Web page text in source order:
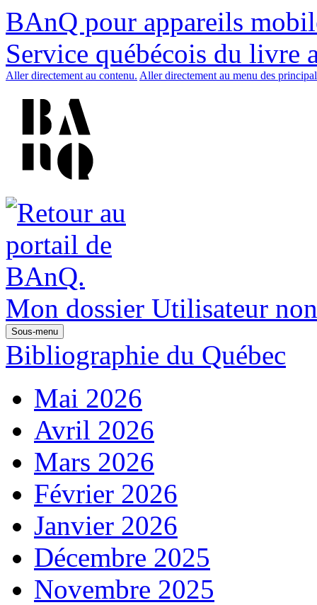
BAnQ pour appareils
Service québécois du livre
Aller directement au contenu. Aller directement au menu des
Mon dossier Utilisateur
Sous-menu
Bibliographie du Québec
Mai 2026
Avril 2026
Mars 2026
Février 2026
Janvier 2026
Décembre 2025
Novembre 2025